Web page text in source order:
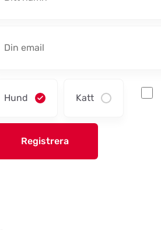
Hund Katt
Registrera